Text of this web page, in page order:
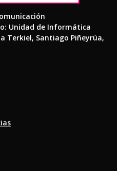
Unidad de Informática
Terkiel, Santiago Piñeyrúa,